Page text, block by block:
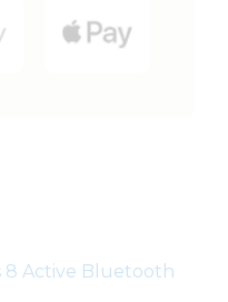
8 Active Bluetooth